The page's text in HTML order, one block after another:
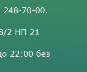
248-70-00.
2 НП 21
22:00 без